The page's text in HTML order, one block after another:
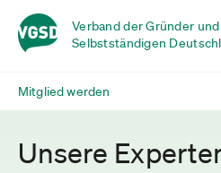
Verband der Gründer und
Selbstständigen
Mitglied werden
Unsere